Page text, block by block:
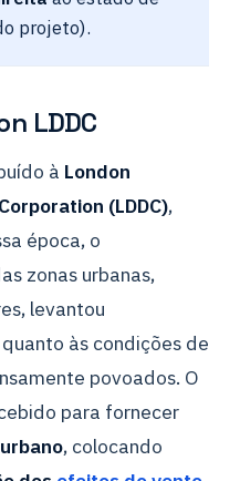
projeto).
LDDC
à London
(LDDC),
época, o
zonas urbanas,
levantou
às condições de
povoados. O
para fornecer
, colocando